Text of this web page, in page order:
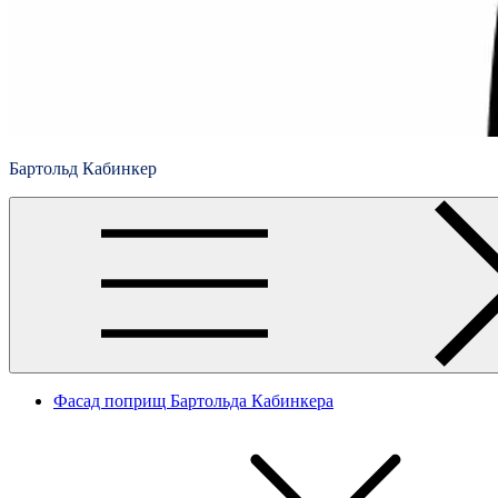
Бартольд Кабинкер
Фасад поприщ Бартольда Кабинкера